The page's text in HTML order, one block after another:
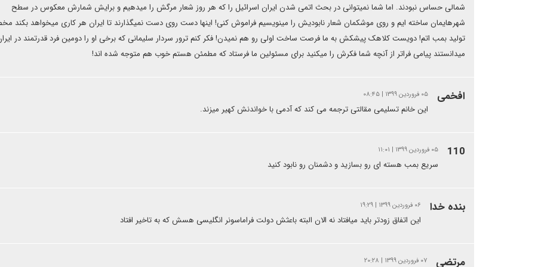
شمالی حساس نبودند. اما شما نمیتوانی در بحث اتمی شدن ایران اسرائیل را که هر روز شعار مرگش را میدهیم و برایش شمارش معکوس در سطح
شهرهایمان ساخته ایم و روی موشکمان شعار نابودیش را مینویسیم فراموش کنی! اینها دست روی دست نمیگذارند تا ایران هر کاری میخواهد بکند
تولید بمب اتم! دویست کلاهک پیشکش به ما فرصت ساخت اولی رو هم نمیدن! فکر کنم ترور سردار سلیمانی که برخی او را دومین فرد قدرتمند در
میدانستند پیامی فراتر از آنچه شما فکرش را میکنید برای مسئولین ما فرستاد که مطمئن هستم خوب هم متوجه شده اند!
افخمی ۰۵ فروردین ۱۳۹۹ | ۰۸:۴۵
این خانم تسلیمی مقالتی ترجمه می کند که آدمی با خواندنش کهیر میزند.
110 ۰۵ فروردین ۱۳۹۹ | ۱۱:۰۱
سریع بمب هسته ای رو بسازید و دشمنان رو نابود کنید
بنده خدا ۰۶ فروردین ۱۳۹۹ | ۱۹:۲۹
این اتفاق زودتر باید میافتاد نه الان البته باعثش دولت فراماسونر انگلیسی هسش که به تاخیر افتاد
مرتضی ۰۷ فروردین ۱۳۹۹ | ۲۰:۲۸